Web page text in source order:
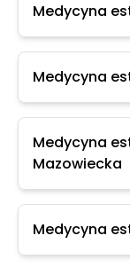
Medycyna
Medycyna
Medycyna
Mazowiecka
Medycyna